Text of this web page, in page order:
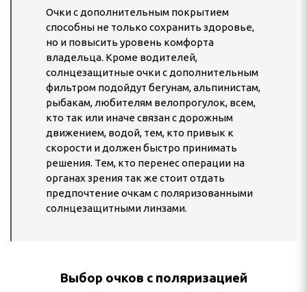
Очки с дополнительным покрытием
способны не только сохранить здоровье,
но и повысить уровень комфорта
владельца. Кроме водителей,
солнцезащитные очки с дополнительным
фильтром подойдут бегунам, альпинистам,
рыбакам, любителям велопрогулок, всем,
кто так или иначе связан с дорожным
движением, водой, тем, кто привык к
скорости и должен быстро принимать
решения. Тем, кто перенес операции на
органах зрения так же стоит отдать
предпочтение очкам с поляризованными
солнцезащитными линзами.
Выбор очков с поляризацией